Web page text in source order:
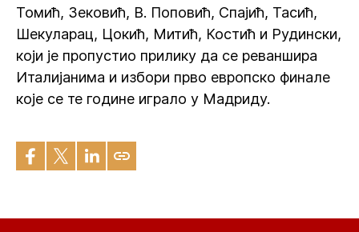
Томић, Зековић, В. Поповић, Спајић, Тасић,
Шекуларац, Цокић, Митић, Костић и Рудински,
који је пропустио прилику да се реваншира
Италијанима и избори прво европско финале
које се те године играло у Мадриду.